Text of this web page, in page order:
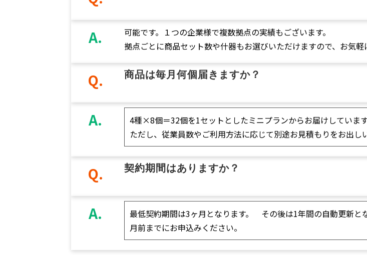
A. 可能です。 １つの企業様で複数拠点の実績もございます。
拠点ごとに商品セット数や什器もお選びいただけますので、お気軽
Q. 商品は毎月何個届きますか？
A.
4種×8個＝32個を1セットとしたミニプランからお届けしています
ただし、従業員数やご利用方法に応じて別途お見積もりをお出し
Q. 契約期間はありますか？
A.
最低契約期間は3ヶ月となります。 その後は1年間の自動更新と
月前までにお申込みください。